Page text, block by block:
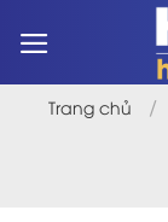
qua
dungTrang chủ /